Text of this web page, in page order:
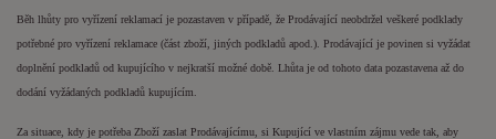
Běh lhůty pro vyřízení reklamací je pozastaven v případě, že Prodávající neobdržel veškeré podklady
potřebné pro vyřízení reklamace (část zboží, jiných podkladů apod.). Prodávající je povinen si vyžádat
doplnění podkladů od kupujícího v nejkratší možné době. Lhůta je od tohoto data pozastavena až do
dodání vyžádaných podkladů kupujícím.
Za situace, kdy je potřeba Zboží zaslat Prodávajícímu, si Kupující ve vlastním zájmu vede tak, aby